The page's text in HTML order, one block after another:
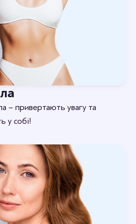
– привертають увагу та
у собі!